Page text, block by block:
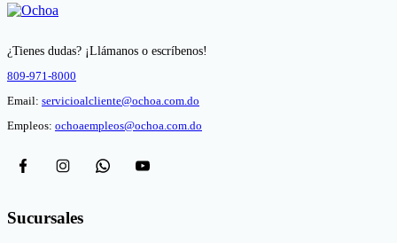
¿Tienes dudas? ¡Llámanos o escríbenos!
809-971-8000
Email: servicioalcliente@ochoa.com.do
Empleos: ochoaempleos@ochoa.com.do
Sucursales